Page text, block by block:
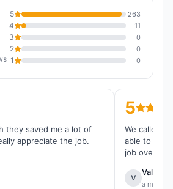
5 263
4 11
3 0
2 0
1 0
they saved me a lot of
appreciate the job.
5
We called
able to
job overall.
V
a month